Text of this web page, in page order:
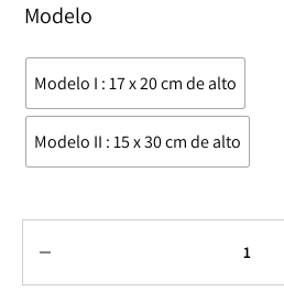
Modelo
Modelo I : 17 x 20 cm de alto
Modelo II : 15 x 30 cm de alto